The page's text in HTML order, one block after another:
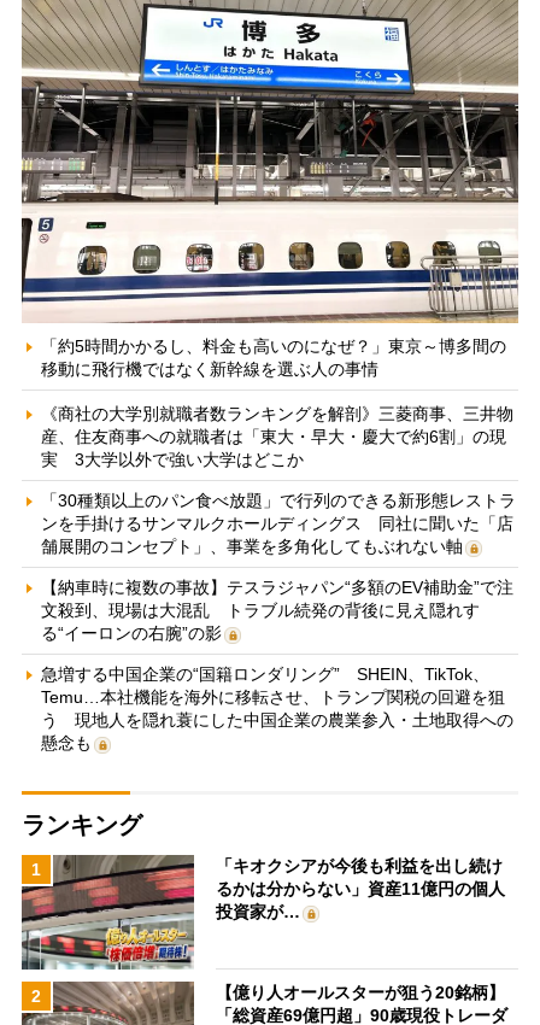
「約5時間かかるし、料金も高いのになぜ？」東京～博多間の
移動に飛行機ではなく新幹線を選ぶ人の事情
《商社の大学別就職者数ランキングを解剖》三菱商事、三井物
産、住友商事への就職者は「東大・早大・慶大で約6割」の現
実 3大学以外で強い大学はどこか
「30種類以上のパン食べ放題」で行列のできる新形態レストラ
ンを手掛けるサンマルクホールディングス 同社に聞いた「店
舗展開のコンセプト」、事業を多角化してもぶれない軸
【納車時に複数の事故】テスラジャパン“多額のEV補助金”で注
文殺到、現場は大混乱 トラブル続発の背後に見え隠れす
る“イーロンの右腕”の影
急増する中国企業の“国籍ロンダリング” SHEIN、TikTok、
Temu…本社機能を海外に移転させ、トランプ関税の回避を狙
う 現地人を隠れ蓑にした中国企業の農業参入・土地取得への
懸念も
ランキング
1
「キオクシアが今後も利益を出し続け
るかは分からない」資産11億円の個人
投資家が…
2
【億り人オールスターが狙う20銘柄】
「総資産69億円超」90歳現役トレーダ